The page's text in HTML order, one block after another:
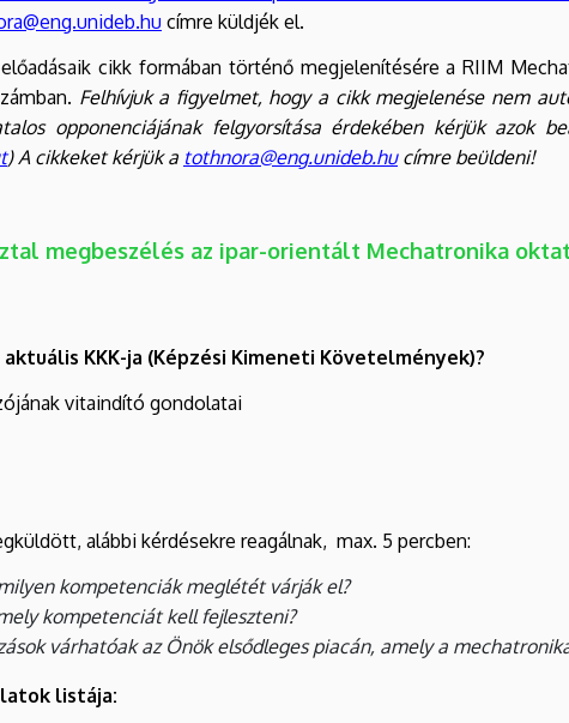
címre küldjék el.
cikk formában történő megjelenítésére a RIIM
Felhívjuk a figyelmet, hogy a cikk megjelenése nem
opponenciájának felgyorsítása érdekében kérjük azok
) A cikkeket kérjük a tothnora@eng.unideb.hucímre beüldeni!
megbeszélés az ipar-orientált Mechatronika
KKK-ja (Képzési Kimeneti Követelmények)?
vitaindító gondolatai
alábbi kérdésekre reagálnak, max. 5 percben:
kompetenciák meglétét várják el?
kompetenciát kell fejleszteni?
várhatóak az Önök elsődleges piacán, amely a
listája: